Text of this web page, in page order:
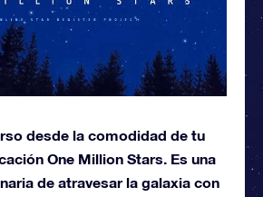
desde la comodidad de tu
One Million Stars. Es una
de atravesar la galaxia con